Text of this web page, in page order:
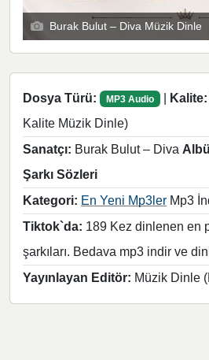
Burak Bulut – Diva Müzik Dinle
Dosya Türü: MP3 Audio | Kalite:
Kalite Müzik Dinle)
Sanatçı: Burak Bulut – Diva
Şarkı Sözleri
Kategori: En Yeni Mp3ler Mp3
Tiktok`da: 189 Kez dinlenen en
şarkıları. Bedava mp3 indir ve
Yayınlayan Editör: Müzik Dinle